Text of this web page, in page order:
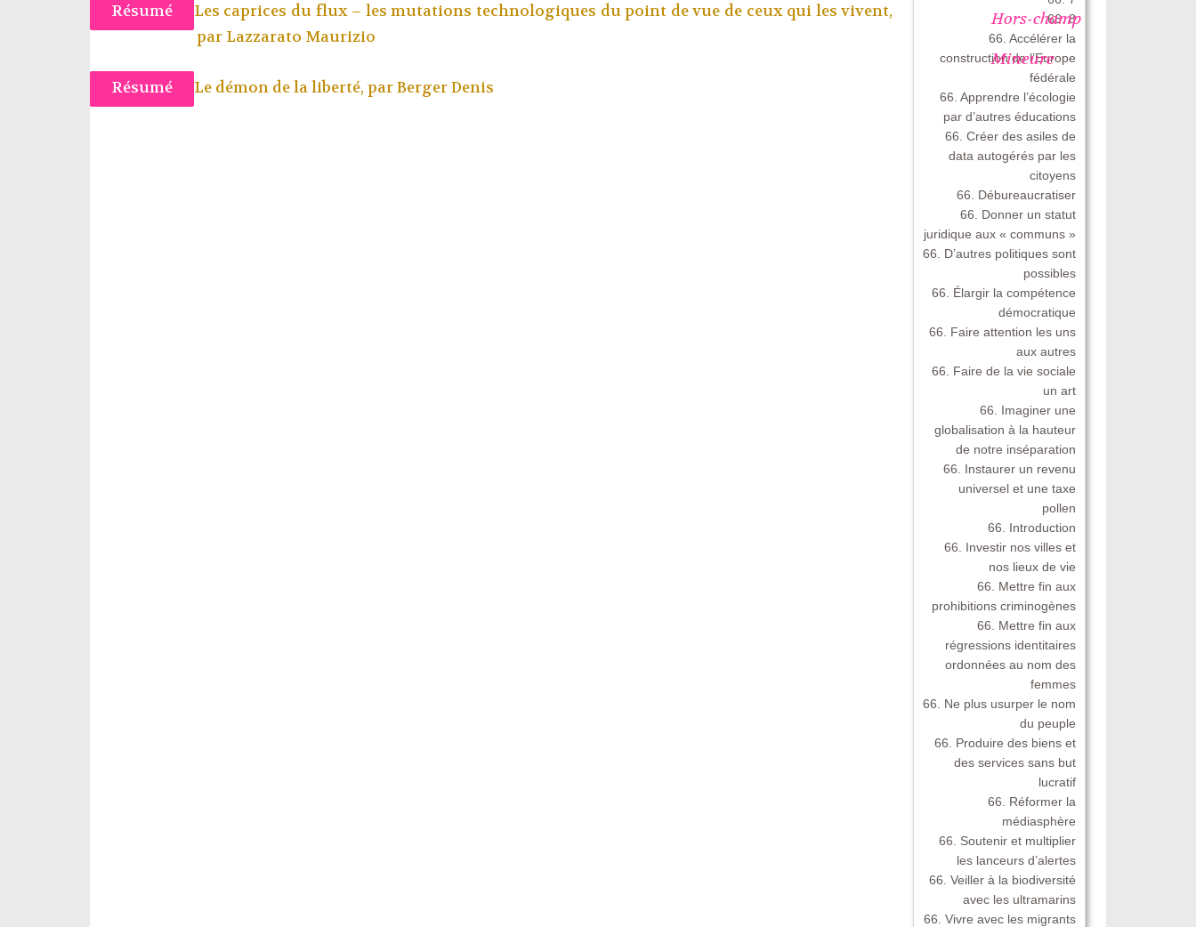
Hors-champ
Mineure
66. 8
66. Accélérer la
construction de l’Europe
fédérale
66. Apprendre l’écologie
par d’autres éducations
66. Créer des asiles de
data autogérés par les
citoyens
66. Débureaucratiser
66. Donner un statut
juridique aux « communs »
66. D’autres politiques sont
possibles
66. Élargir la compétence
démocratique
66. Faire attention les uns
aux autres
66. Faire de la vie sociale
un art
66. Imaginer une
globalisation à la hauteur
de notre inséparation
66. Instaurer un revenu
universel et une taxe
pollen
66. Introduction
66. Investir nos villes et
nos lieux de vie
66. Mettre fin aux
prohibitions criminogènes
66. Mettre fin aux
régressions identitaires
ordonnées au nom des
femmes
66. Ne plus usurper le nom
du peuple
66. Produire des biens et
des services sans but
lucratif
66. Réformer la
médiasphère
66. Soutenir et multiplier
les lanceurs d’alertes
66. Veiller à la biodiversité
avec les ultramarins
66. Vivre avec les migrants
Résumé
Les caprices du flux – les mutations technologiques du point de vue de ceux qui les vivent,
par Lazzarato Maurizio
Résumé Le démon de la liberté, parBerger Denis